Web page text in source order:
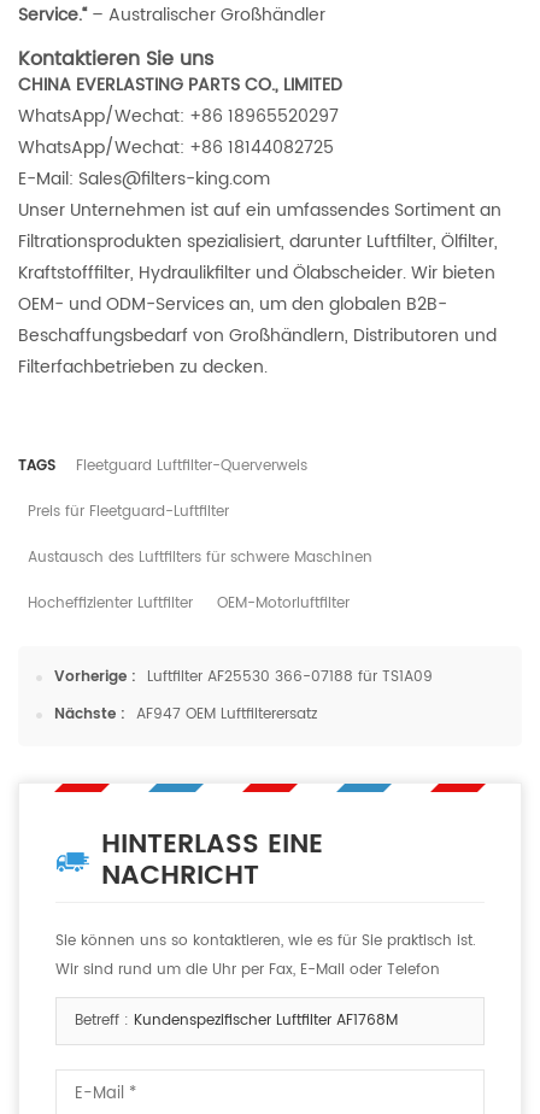
Service.“– Australischer Großhändler
Kontaktieren Sie uns
CHINA EVERLASTING PARTS CO., LIMITED
WhatsApp/Wechat: +86 18965520297
WhatsApp/Wechat: +86 18144082725
E-Mail: Sales@filters-king.com
Unser Unternehmen ist auf ein umfassendes Sortiment an
Filtrationsprodukten spezialisiert, darunter Luftfilter, Ölfilter,
Kraftstofffilter, Hydraulikfilter und Ölabscheider. Wir bieten
OEM- und ODM-Services an, um den globalen B2B-
Beschaffungsbedarf von Großhändlern, Distributoren und
Filterfachbetrieben zu decken.
TAGS
Fleetguard Luftfilter-Querverweis
Preis für Fleetguard-Luftfilter
Austausch des Luftfilters für schwere Maschinen
Hocheffizienter Luftfilter
OEM-Motorluftfilter
Vorherige : Luftfilter AF25530 366-07188 für TS1A09
Nächste : AF947 OEM Luftfilterersatz
HINTERLASS EINE
NACHRICHT
Sie können uns so kontaktieren, wie es für Sie praktisch ist.
Wir sind rund um die Uhr per Fax, E-Mail oder Telefon
erreichbar.
Betreff : Kundenspezifischer Luftfilter AF1768M